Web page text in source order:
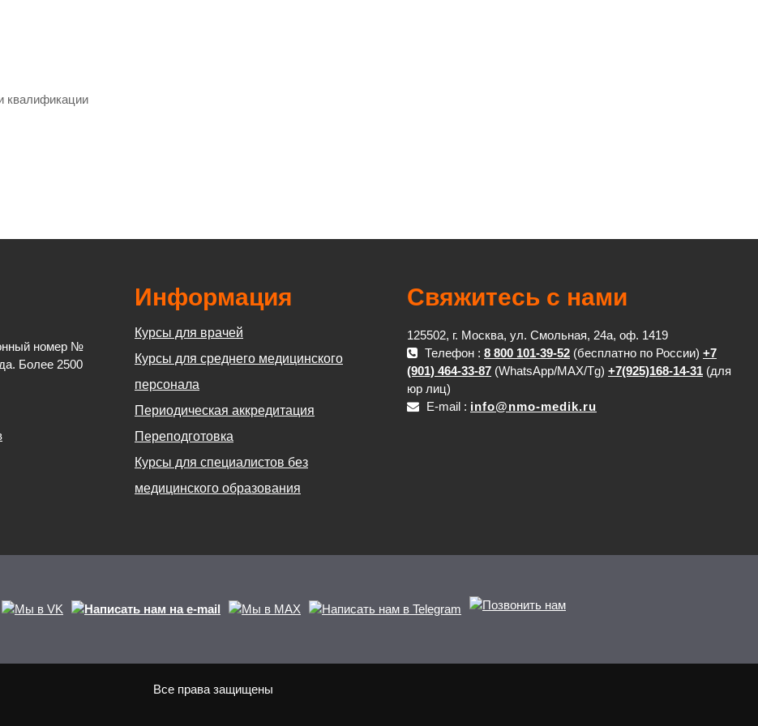
квалификации
номер №
Более 2500
Информация
Курсы для врачей
Курсы для среднего медицинского
персонала
Периодическая аккредитация
Переподготовка
Курсы для специалистов без
медицинского образования
Свяжитесь с нами
125502, г. Москва, ул. Смольная, 24а, оф. 1419
Телефон : 8 800 101-39-52 (бесплатно по России) +7
(901) 464-33-87 (WhatsApp/MAX/Tg) +7(925)168-14-31 (для
юр лиц)
E-mail : info@nmo-medik.ru
Все права защищены